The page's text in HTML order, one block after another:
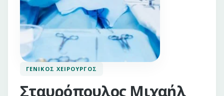
ΓΕΝΙΚΌΣ ΧΕΙΡΟΥΡΓΌΣ
Σταυρόπουλος Μιχαήλ